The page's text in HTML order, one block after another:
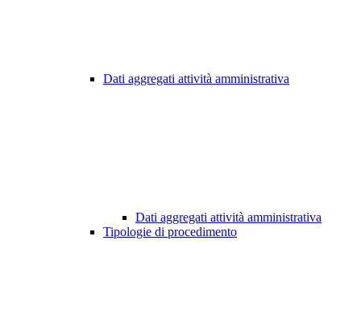
Dati aggregati attività amministrativa
Dati aggregati attività amministrativa
Tipologie di procedimento